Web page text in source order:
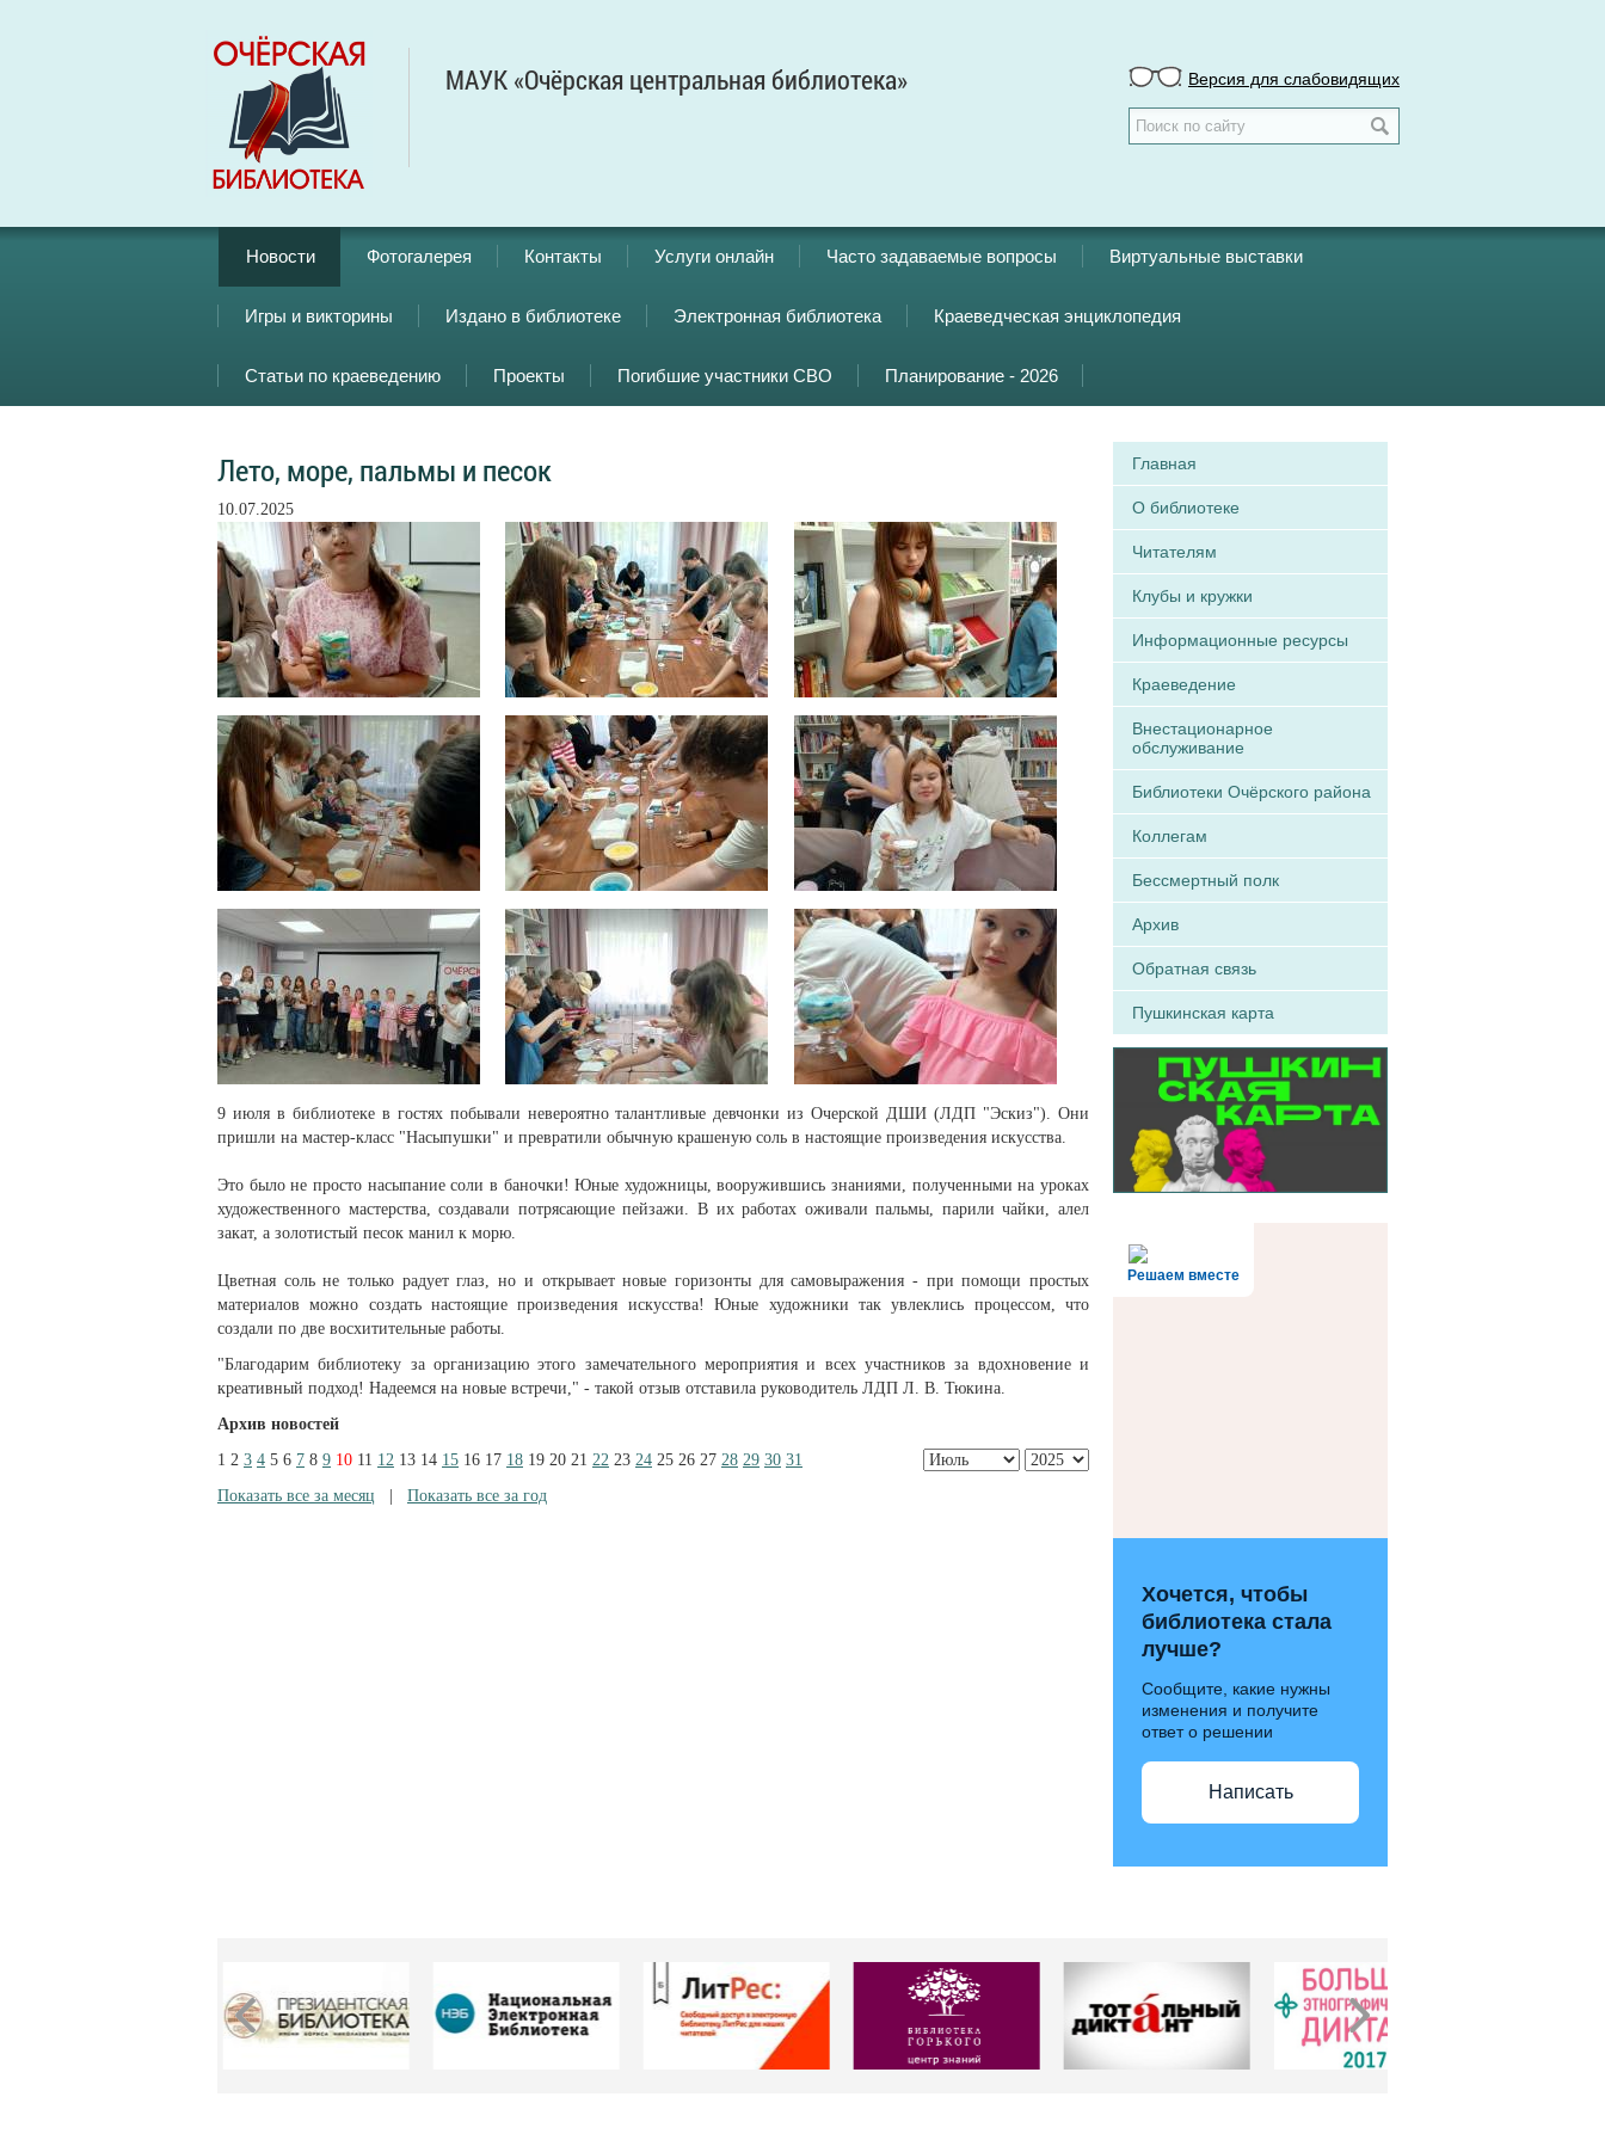
МАУК «Очёрская центральная библиотека» Версия для слабовидящих
Новости Фотогалерея Контакты Услуги онлайн Часто задаваемые вопросы Виртуальные выставки
Игры и викторины Издано в библиотеке Электронная библиотека Краеведческая энциклопедия
Статьи по краеведению Проекты Погибшие участники СВО Планирование - 2026
Лето, море, пальмы и песок
10.07.2025
9 июля в библиотеке в гостях побывали невероятно талантливые девчонки из Очерской ДШИ (ЛДП "Эскиз"). Они
пришли на мастер-класс "Насыпушки" и превратили обычную крашеную соль в настоящие произведения искусства.
Это было не просто насыпание соли в баночки! Юные художницы, вооружившись знаниями, полученными на уроках
художественного мастерства, создавали потрясающие пейзажи. В их работах оживали пальмы, парили чайки, алел
закат, а золотистый песок манил к морю.
Цветная соль не только радует глаз, но и открывает новые горизонты для самовыражения - при помощи простых
материалов можно создать настоящие произведения искусства! Юные художники так увлеклись процессом, что
создали по две восхитительные работы.
"Благодарим библиотеку за организацию этого замечательного мероприятия и всех участников за вдохновение и
креативный подход! Надеемся на новые встречи," - такой отзыв отставила руководитель ЛДП Л. В. Тюкина.
Архив новостей
1 2 3 4 5 6 7 8 9 10 11 12 13 14 15 16 17 18 19 20 21 22 23 24 25 26 27 28 29 30 31
Показать все за месяц
Показать все за год
Главная
О библиотеке
Читателям
Клубы и кружки
Информационные ресурсы
Краеведение
Внестационарное
обслуживание
Библиотеки Очёрского района
Коллегам
Бессмертный полк
Архив
Обратная связь
Пушкинская карта
Решаем вместе
Хочется, чтобы
библиотека стала
лучше?
Сообщите, какие нужны
изменения и получите
ответ о решении
Написать